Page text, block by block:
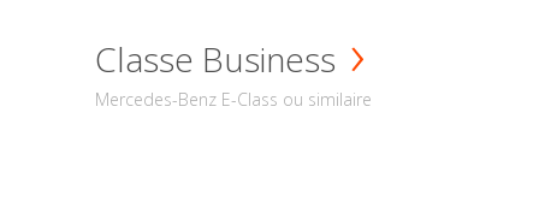
Classe Business
Mercedes-Benz E-Class ou similaire